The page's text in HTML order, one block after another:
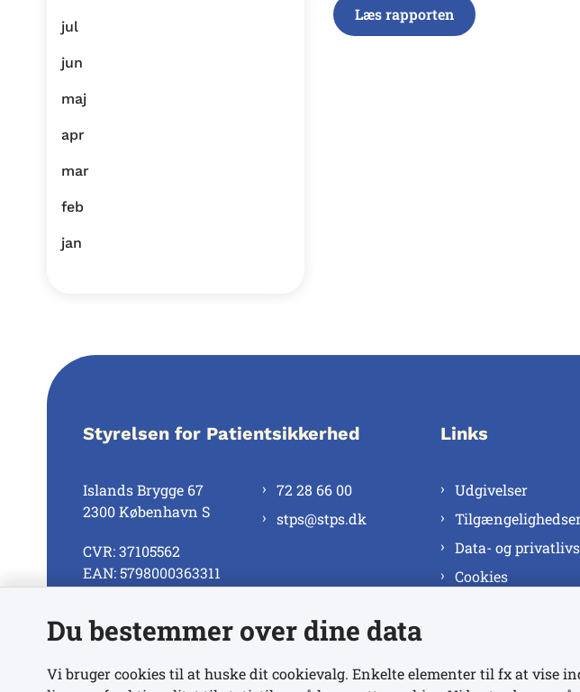
jul
jun
maj
apr
mar
feb
jan
Læs rapporten
Styrelsen for Patientsikkerhed
Islands Brygge 67
2300 København S
CVR: 37105562
EAN: 5798000363311
72 28 66 00
stps@stps.dk
Se alle kontaktnumre
Links
Udgivelser
Data- og
Cookies
Du bestemmer over dine data
Vi bruger cookies til at huske dit cookievalg. Enkelte elementer til fx at vise